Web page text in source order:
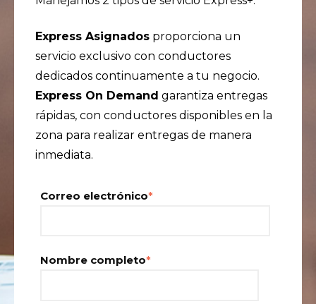
Express Asignados proporciona un
servicio exclusivo con conductores
dedicados continuamente a tu negocio.
Express On Demand garantiza entregas
rápidas, con conductores disponibles en la
zona para realizar entregas de manera
inmediata.
Correo electrónico*
Nombre completo*